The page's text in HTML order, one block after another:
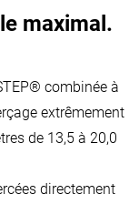
maximal.
combinée à
extrêmement
de 13,5 à 20,0
directement